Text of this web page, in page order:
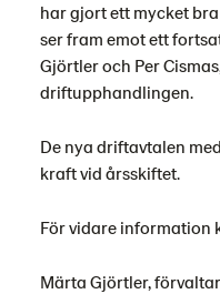
har gjort ett mycket
ser fram emot ett
Gjörtler och Per
driftupphandlingen.
De nya driftavtalen
kraft vid årsskiftet.
För vidare information
Märta Gjörtler,